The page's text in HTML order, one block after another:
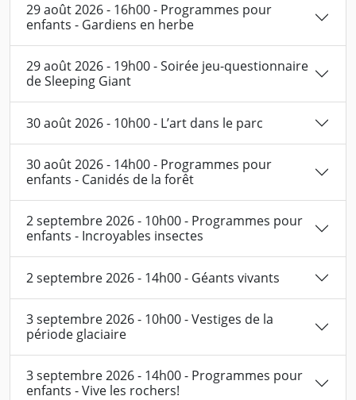
29 août 2026 - 16h00 - Programmes pour
enfants - Gardiens en herbe
29 août 2026 - 19h00 - Soirée jeu-questionnaire
de Sleeping Giant
30 août 2026 - 10h00 - L’art dans le parc
30 août 2026 - 14h00 - Programmes pour
enfants - Canidés de la forêt
2 septembre 2026 - 10h00 - Programmes pour
enfants - Incroyables insectes
2 septembre 2026 - 14h00 - Géants vivants
3 septembre 2026 - 10h00 - Vestiges de la
période glaciaire
3 septembre 2026 - 14h00 - Programmes pour
enfants - Vive les rochers!